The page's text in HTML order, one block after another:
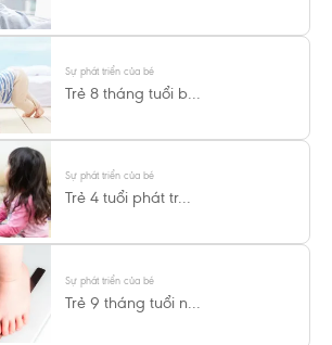
Sự phát triển của bé
Trẻ 8 tháng tuổi b...
Sự phát triển của bé
Trẻ 4 tuổi phát tr...
Sự phát triển của bé
Trẻ 9 tháng tuổi n...